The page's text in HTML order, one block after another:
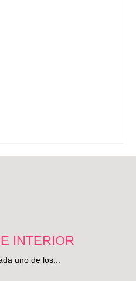
INTERIOR
uno de los...